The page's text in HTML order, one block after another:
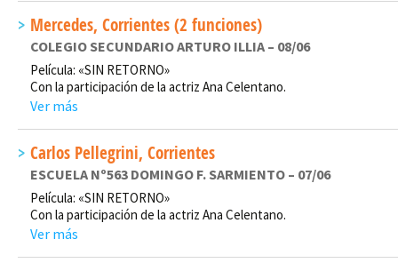
Mercedes, Corrientes (2 funciones)
COLEGIO SECUNDARIO ARTURO ILLIA – 08/06
Película: «SIN RETORNO»
Con la participación de la actriz Ana Celentano.
Ver más
Carlos Pellegrini, Corrientes
ESCUELA Nº563 DOMINGO F. SARMIENTO – 07/06
Película: «SIN RETORNO»
Con la participación de la actriz Ana Celentano.
Ver más